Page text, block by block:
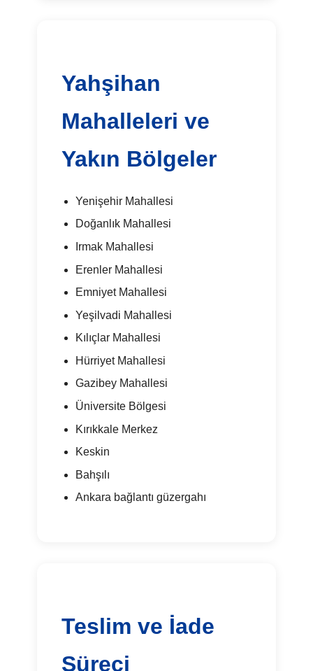
Yahşihan
Mahalleleri ve
Yakın Bölgeler
Yenişehir Mahallesi
Doğanlık Mahallesi
Irmak Mahallesi
Erenler Mahallesi
Emniyet Mahallesi
Yeşilvadi Mahallesi
Kılıçlar Mahallesi
Hürriyet Mahallesi
Gazibey Mahallesi
Üniversite Bölgesi
Kırıkkale Merkez
Keskin
Bahşılı
Ankara bağlantı güzergahı
Teslim ve İade
Süreci